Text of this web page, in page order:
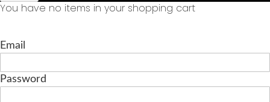
You have no items in your shopping cart
Email
Password